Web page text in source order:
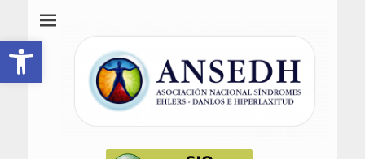
Abrir barra de herramientas